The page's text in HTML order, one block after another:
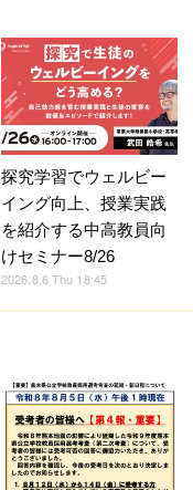
探究学習でウェルビー
イング向上、授業実践
を紹介する中高教員向
けセミナー8/26
2026.8.6 Thu 18:45